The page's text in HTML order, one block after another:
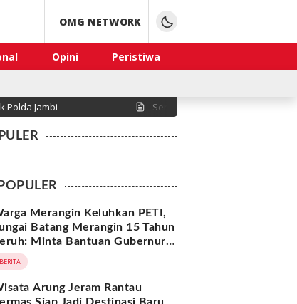
OMG NETWORK
Opini
Peristiwa
Polda Jambi Sengketa Lahan di Desa
Merangin Keluhkan PETI,
Batang Merangin 15 Tahun
Minta Bantuan Gubernur
Barat
BERITA
Arung Jeram Rantau